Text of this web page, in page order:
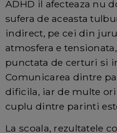
ADHD il afecteaza nu
sufera de aceasta
indirect, pe cei din
atmosfera e
punctata de certuri si
Comunicarea dintre
dificila, iar de multe
cuplu dintre parinti
La scoala, rezultatele